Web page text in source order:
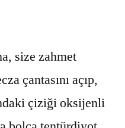
size zahmet
çantasını açıp,
çiziği oksijenli